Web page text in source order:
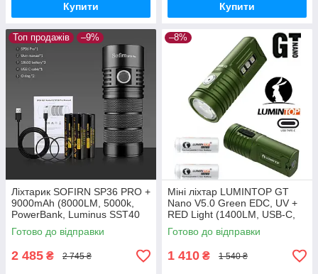
Купити Купити
Топ продажів –9%
Ліхтарик SOFIRN SP36 PRO +
9000mAh (8000LM, 5000k,
PowerBank, Luminus SST40
x4, USB-C, IPX8, 18650 x3)
Готово до відправки
2 485 ₴ 2 745 ₴
–8%
Міні ліхтар LUMINTOP GT
Nano V5.0 Green EDC, UV +
RED Light (1400LM, USB-C,
RGBW, IPX8, Акумулятори
10280×2, Магніт, 180 метрів)
Готово до відправки
1 410 ₴ 1 540 ₴